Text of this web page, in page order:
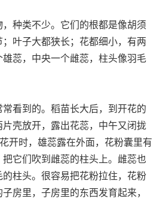
种类不少。它们的根都是像胡须
叶子大都狭长；花都细小，有两
蕊，中央一个雌蕊，柱头像羽毛
看到的。稻苗长大后，到开花的
壳放开，露出花蕊，中午又闭拢
开时，雄蕊露在外面，花粉囊里有
它们吹到雌蕊的柱头上。雌蕊也
柱头。很容易把花粉拉住，花粉
房里，子房里的东西发育起来，